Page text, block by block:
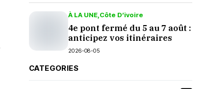
À LA UNE Côte D’ivoire
4e pont fermé du 5 au 7 août :
anticipez vos itinéraires
2026-08-05
CATEGORIES